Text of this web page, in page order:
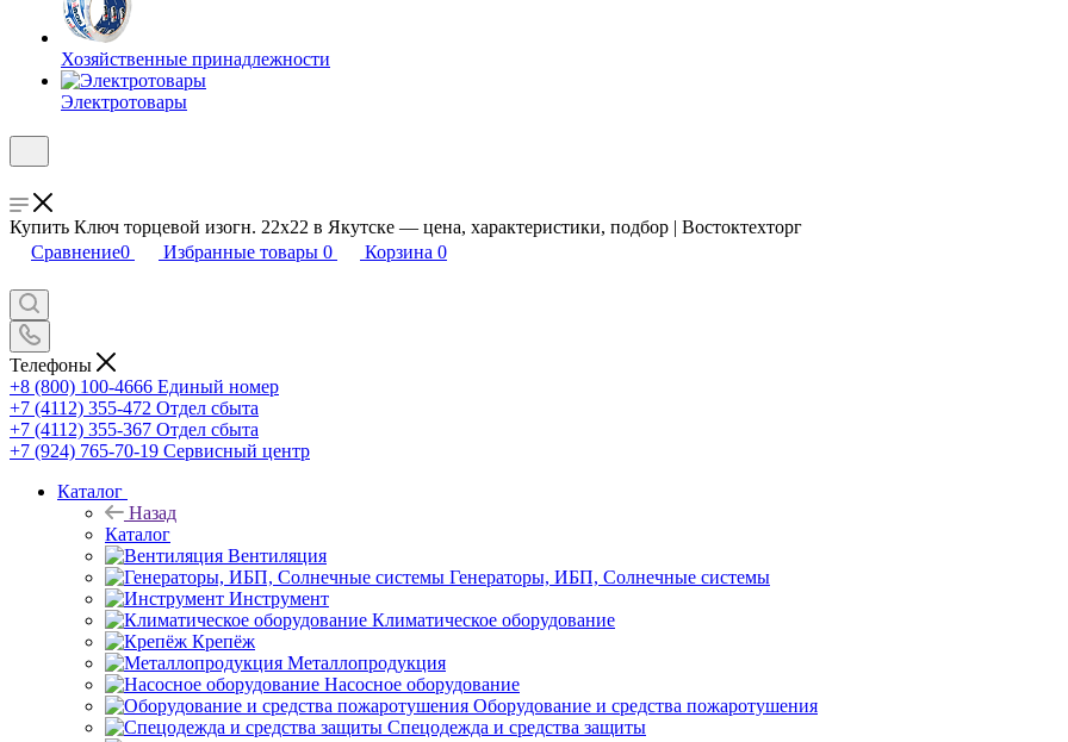
Хозяйственные принадлежности
Электротовары
Купить Ключ торцевой изогн. 22х22 в Якутске — цена, характеристики, подбор | Востоктехторг
Сравнение0 Избранные товары 0 Корзина 0
Телефоны
+8 (800) 100-4666 Единый номер
+7 (4112) 355-472 Отдел сбыта
+7 (4112) 355-367 Отдел сбыта
+7 (924) 765-70-19 Сервисный центр
Каталог
Назад
Каталог
Вентиляция
Генераторы, ИБП, Солнечные системы
Инструмент
Климатическое оборудование
Крепёж
Металлопродукция
Насосное оборудование
Оборудование и средства пожаротушения
Спецодежда и средства защиты